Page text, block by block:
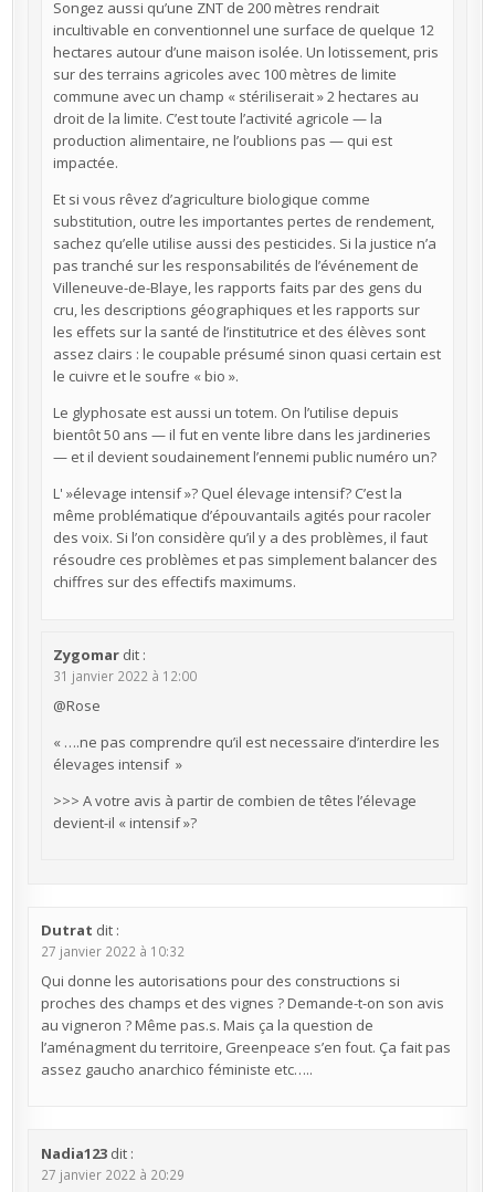
Songez aussi qu’une ZNT de 200 mètres rendrait
incultivable en conventionnel une surface de quelque 12
hectares autour d’une maison isolée. Un lotissement, pris
sur des terrains agricoles avec 100 mètres de limite
commune avec un champ « stériliserait » 2 hectares au
droit de la limite. C’est toute l’activité agricole — la
production alimentaire, ne l’oublions pas — qui est
impactée.
Et si vous rêvez d’agriculture biologique comme
substitution, outre les importantes pertes de rendement,
sachez qu’elle utilise aussi des pesticides. Si la justice n’a
pas tranché sur les responsabilités de l’événement de
Villeneuve-de-Blaye, les rapports faits par des gens du
cru, les descriptions géographiques et les rapports sur
les effets sur la santé de l’institutrice et des élèves sont
assez clairs : le coupable présumé sinon quasi certain est
le cuivre et le soufre « bio ».
Le glyphosate est aussi un totem. On l’utilise depuis
bientôt 50 ans — il fut en vente libre dans les jardineries
— et il devient soudainement l’ennemi public numéro un?
L' »élevage intensif »? Quel élevage intensif? C’est la
même problématique d’épouvantails agités pour racoler
des voix. Si l’on considère qu’il y a des problèmes, il faut
résoudre ces problèmes et pas simplement balancer des
chiffres sur des effectifs maximums.
Zygomar dit :
31 janvier 2022 à 12:00
@Rose
« ….ne pas comprendre qu’il est necessaire d’interdire les
élevages intensif »
>>> A votre avis à partir de combien de têtes l’élevage
devient-il « intensif »?
Dutrat dit :
27 janvier 2022 à 10:32
Qui donne les autorisations pour des constructions si
proches des champs et des vignes ? Demande-t-on son avis
au vigneron ? Même pas.s. Mais ça la question de
l’aménagment du territoire, Greenpeace s’en fout. Ça fait pas
assez gaucho anarchico féministe etc…..
Nadia123 dit :
27 janvier 2022 à 20:29